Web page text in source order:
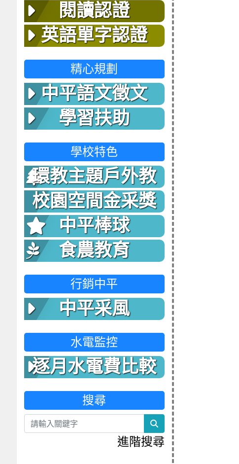
閱讀認證
英語單字認證
精心規劃
中平語文徵文
學習扶助
學校特色
環教主題戶外教
室
校園空間金采獎
中平棒球
食農教育
行銷中平
中平采風
水電監控
逐月水電費比較
表
搜尋
search
進階搜尋